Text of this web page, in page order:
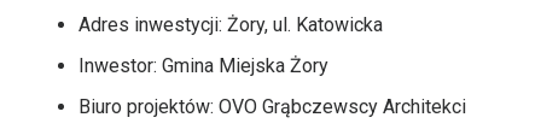
Adres inwestycji: Żory, ul. Katowicka
Inwestor: Gmina Miejska Żory
Biuro projektów: OVO Grąbczewscy Architekci